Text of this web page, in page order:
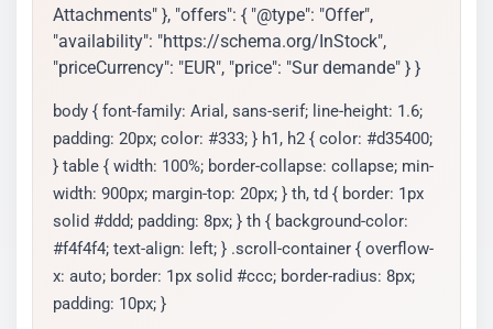
Attachments" }, "offers": { "@type": "Offer",
"availability": "https://schema.org/InStock",
"priceCurrency": "EUR", "price": "Sur demande" } }
body { font-family: Arial, sans-serif; line-height: 1.6;
padding: 20px; color: #333; } h1, h2 { color: #d35400;
} table { width: 100%; border-collapse: collapse; min-
width: 900px; margin-top: 20px; } th, td { border: 1px
solid #ddd; padding: 8px; } th { background-color:
#f4f4f4; text-align: left; } .scroll-container { overflow-
x: auto; border: 1px solid #ccc; border-radius: 8px;
padding: 10px; }